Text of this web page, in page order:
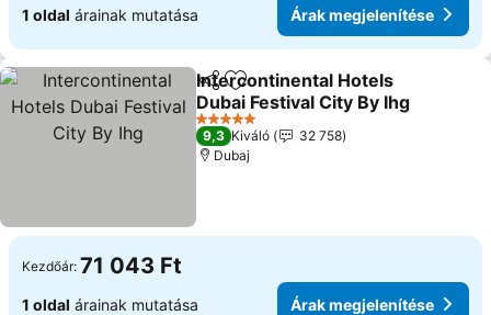
1 oldal árainak mutatása Árak megjelenítése
Megosztás
Hozzáadás a kedvencekhez
Intercontinental Hotels
Dubai Festival City By Ihg
Árak megjelenítése
5 Kategória
9,3 Kiváló
32 758
Dubaj
Kezdőár: 71 043 Ft
1 oldal árainak mutatása Árak megjelenítése